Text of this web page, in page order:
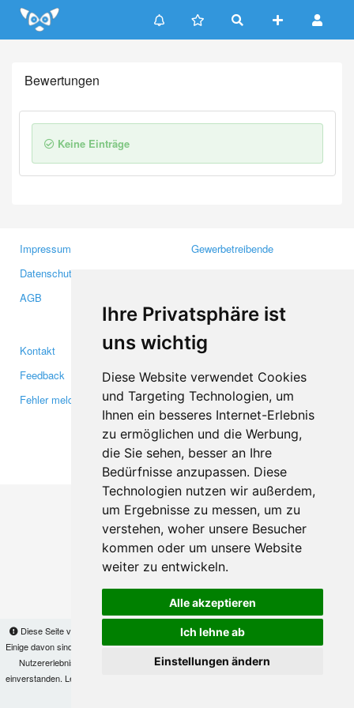
Ihre Privatsphäre ist
uns wichtig
Diese Website verwendet Cookies
und Targeting Technologien, um
Ihnen ein besseres Internet-Erlebnis
zu ermöglichen und die Werbung,
die Sie sehen, besser an Ihre
Bedürfnisse anzupassen. Diese
Technologien nutzen wir außerdem,
um Ergebnisse zu messen, um zu
verstehen, woher unsere Besucher
kommen oder um unsere Website
weiter zu entwickeln.
Alle akzeptieren
Ich lehne ab
Einstellungen ändern
Update cookies preferences
Diese Seite verwendet Cookies, um Informationen auf Ihrem Computer zu speichern.
Einige davon sind notwendig, damit unsere Seite funktioniert, andere helfen uns dabei, das
Nutzererlebnis zu verbessern. Mit der Nutzung dieser Seite erklären Sie sich damit
einverstanden. Lesen Sie unsere
Bewertungen
Keine Einträge
Impressum
Datenschutzerklärung
AGB
Gewerbetreibende
Medien
Kontakt
Feedback
Fehler melden
Facebook
Twitter
YouTube
Google+
Makis© Copyright 2026